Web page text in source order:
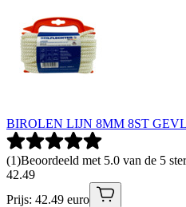
BIROLEN LIJN 8MM 8ST
(1)Beoordeeld met 5.0 van de 5
42.49
Prijs: 42.49 euro